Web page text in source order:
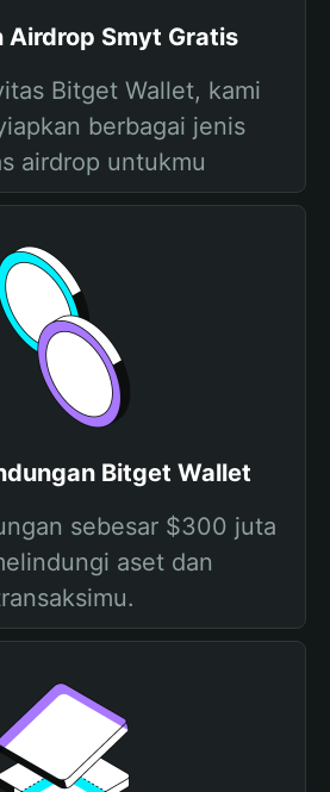
Airdrop Smyt Gratis
Bitget Wallet, kami
berbagai jenis
airdrop untukmu
Bitget Wallet
sebesar $300 juta
aset dan